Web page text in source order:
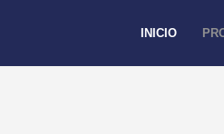
INICIO